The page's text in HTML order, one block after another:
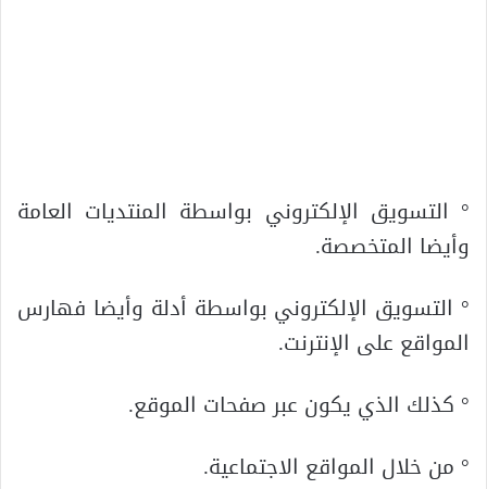
° التسويق الإلكتروني بواسطة المنتديات العامة
وأيضا المتخصصة.
° التسويق الإلكتروني بواسطة أدلة وأيضا فهارس
المواقع على الإنترنت.
° كذلك الذي يكون عبر صفحات الموقع.
° من خلال المواقع الاجتماعية.